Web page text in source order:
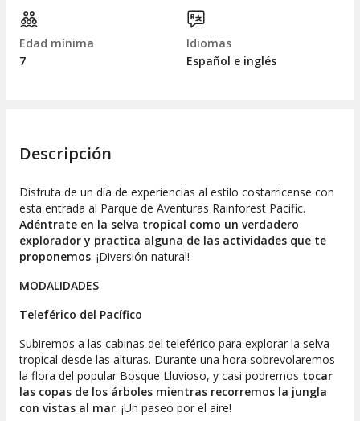
Edad mínima
7
Idiomas
Español e inglés
Descripción
Disfruta de un día de experiencias al estilo costarricense con
esta entrada al Parque de Aventuras Rainforest Pacific.
Adéntrate en la selva tropical como un verdadero
explorador y practica alguna de las actividades que te
proponemos. ¡Diversión natural!
MODALIDADES
Teleférico del Pacífico
Subiremos a las cabinas del teleférico para explorar la selva
tropical desde las alturas. Durante una hora sobrevolaremos
la flora del popular Bosque Lluvioso, y casi podremos tocar
las copas de los árboles mientras recorremos la jungla
con vistas al mar. ¡Un paseo por el aire!